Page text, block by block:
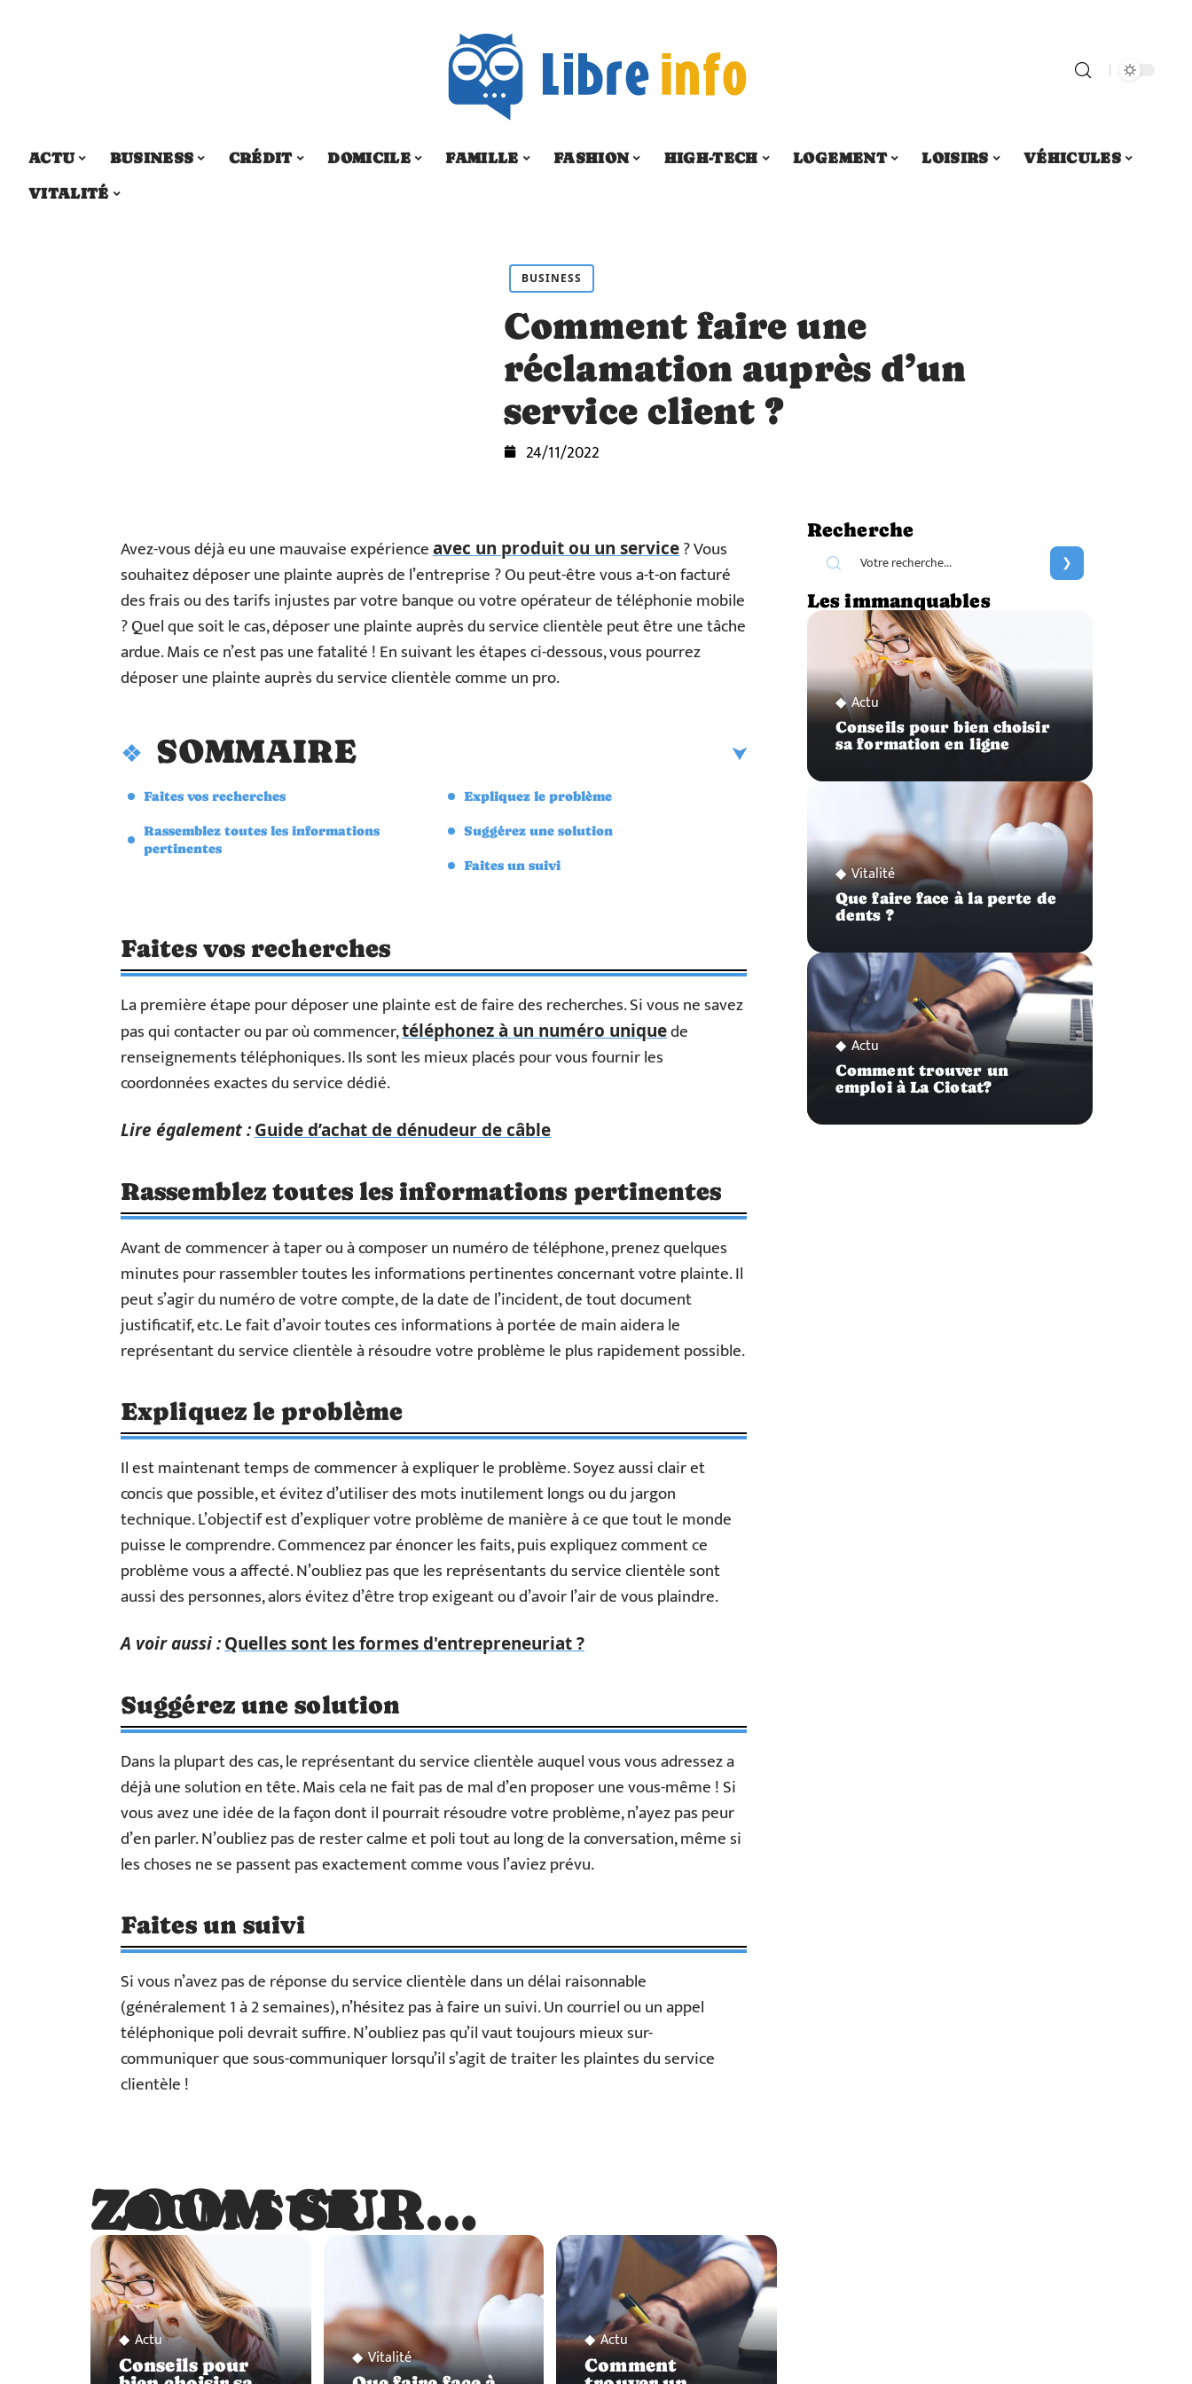
ACTU BUSINESS CRÉDIT DOMICILE FAMILLE FASHION HIGH-TECH LOGEMENT LOISIRS
VÉHICULES
VITALITÉ
BUSINESS
Comment faire une
réclamation auprès d’un
service client ?
24/11/2022
Avez-vous déjà eu une mauvaise expérienceavec un produit ou un service? Vous
souhaitez déposer une plainte auprès de l’entreprise ? Ou peut-être vous a-t-on facturé
des frais ou des tarifs injustes par votre banque ou votre opérateur de téléphonie mobile
? Quel que soit le cas, déposer une plainte auprès du service clientèle peut être une tâche
ardue. Mais ce n’est pas une fatalité ! En suivant les étapes ci-dessous, vous pourrez
déposer une plainte auprès du service clientèle comme un pro.
SOMMAIRE
Faites vos recherches
Rassemblez toutes les informations
pertinentes
Expliquez le problème
Suggérez une solution
Faites un suivi
Faites vos recherches
La première étape pour déposer une plainte est de faire des recherches. Si vous ne savez
pas qui contacter ou par où commencer,téléphonez à un numéro uniquede
renseignements téléphoniques. Ils sont les mieux placés pour vous fournir les
coordonnées exactes du service dédié.
Lire également :Guide d’achat de dénudeur de câble
Rassemblez toutes les informations pertinentes
Avant de commencer à taper ou à composer un numéro de téléphone, prenez quelques
minutes pour rassembler toutes les informations pertinentes concernant votre plainte. Il
peut s’agir du numéro de votre compte, de la date de l’incident, de tout document
justificatif, etc. Le fait d’avoir toutes ces informations à portée de main aidera le
représentant du service clientèle à résoudre votre problème le plus rapidement possible.
Expliquez le problème
Il est maintenant temps de commencer à expliquer le problème. Soyez aussi clair et
concis que possible, et évitez d’utiliser des mots inutilement longs ou du jargon
technique. L’objectif est d’expliquer votre problème de manière à ce que tout le monde
puisse le comprendre. Commencez par énoncer les faits, puis expliquez comment ce
problème vous a affecté. N’oubliez pas que les représentants du service clientèle sont
aussi des personnes, alors évitez d’être trop exigeant ou d’avoir l’air de vous plaindre.
A voir aussi :Quelles sont les formes d'entrepreneuriat ?
Suggérez une solution
Dans la plupart des cas, le représentant du service clientèle auquel vous vous adressez a
déjà une solution en tête. Mais cela ne fait pas de mal d’en proposer une vous-même ! Si
vous avez une idée de la façon dont il pourrait résoudre votre problème, n’ayez pas peur
d’en parler. N’oubliez pas de rester calme et poli tout au long de la conversation, même si
les choses ne se passent pas exactement comme vous l’aviez prévu.
Faites un suivi
Si vous n’avez pas de réponse du service clientèle dans un délai raisonnable
(généralement 1 à 2 semaines), n’hésitez pas à faire un suivi. Un courriel ou un appel
téléphonique poli devrait suffire. N’oubliez pas qu’il vaut toujours mieux sur-
communiquer que sous-communiquer lorsqu’il s’agit de traiter les plaintes du service
clientèle !
ZOOM SUR…
ZOOM SUR…
Actu
Conseils pour
Vitalité
Actu
Comment
Recherche
Les immanquables
Actu
Conseils pour bien choisir
sa formation en ligne
Vitalité
Que faire face à la perte de
dents ?
Actu
Comment trouver un
emploi à La Ciotat?